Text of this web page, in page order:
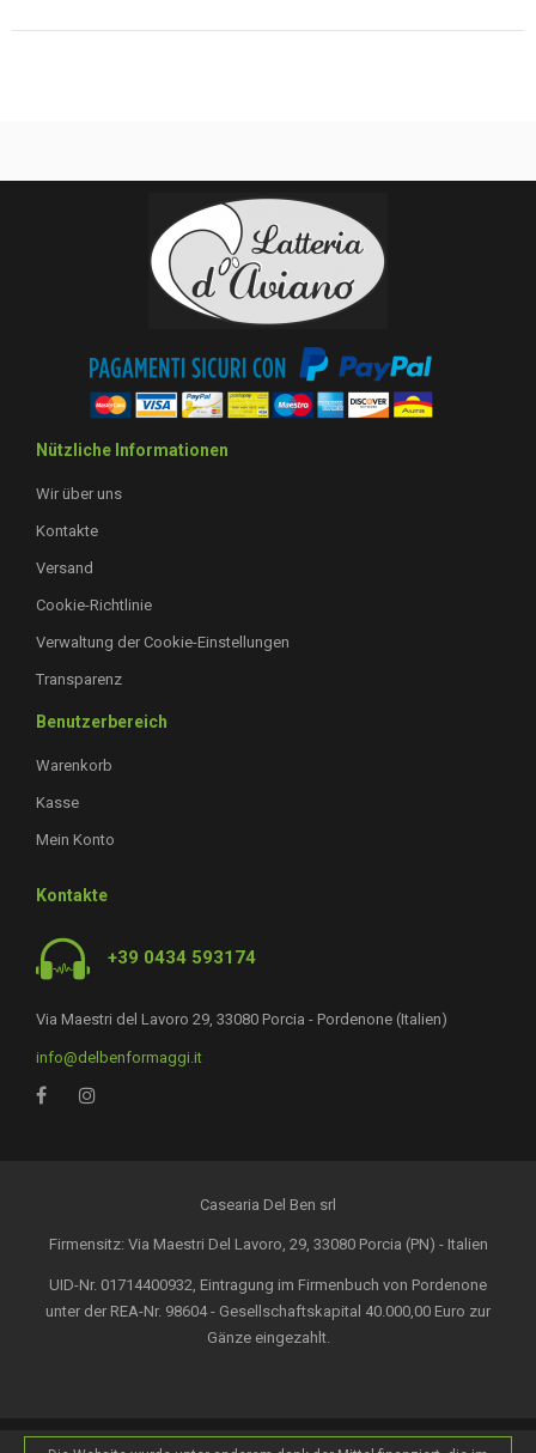
Nützliche Informationen
Wir über uns
Kontakte
Versand
Cookie-Richtlinie
Verwaltung der Cookie-Einstellungen
Transparenz
Benutzerbereich
Warenkorb
Kasse
Mein Konto
Kontakte
+39 0434 593174
Via Maestri del Lavoro 29, 33080 Porcia - Pordenone (Italien)
info@delbenformaggi.it
Casearia Del Ben srl
Firmensitz: Via Maestri Del Lavoro, 29, 33080 Porcia (PN) - Italien
UID-Nr. 01714400932, Eintragung im Firmenbuch von Pordenone
unter der REA-Nr. 98604 - Gesellschaftskapital 40.000,00 Euro zur
Gänze eingezahlt.